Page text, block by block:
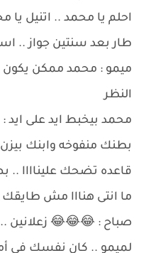
احلم يا محمد .. اتنيل
طار بعد سنتين جواز ..
ميمو : محمد ممكن يكون
النظر
محمد بيخبط ايد على ايد
بطنك منفوخه وابنك بيزن
قاعده تضحك
ما انتى هنااا مش طايقك
صباح : 😂😂😂 زعلانين
لميمو .. كان نفسك فى